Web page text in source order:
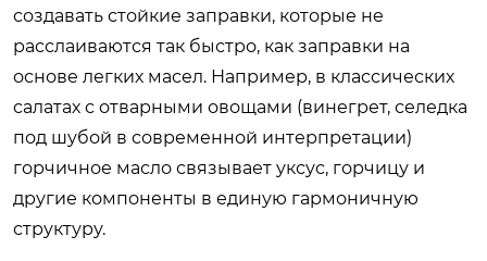
создавать стойкие заправки, которые не
расслаиваются так быстро, как заправки на
основе легких масел. Например, в классических
салатах с отварными овощами (винегрет, селедка
под шубой в современной интерпретации)
горчичное масло связывает уксус, горчицу и
другие компоненты в единую гармоничную
структуру.